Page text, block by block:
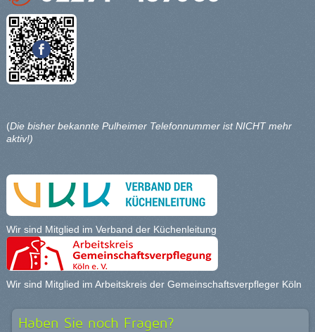
(Die bisher bekannte Pulheimer Telefonnummer ist NICHT mehr
aktiv!)
Wir sind Mitglied im Verband der Küchenleitung
Wir sind Mitglied im Arbeitskreis der Gemeinschaftsverpfleger Köln
Haben Sie noch Fragen?